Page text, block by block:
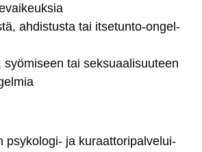
ah­dis­tus­ta tai it­se­tun­to-on­gel­
syö­mi­seen tai sek­suaa­li­suu­teen
psy­ko­lo­gi- ja ku­raat­to­ri­pal­ve­lui­